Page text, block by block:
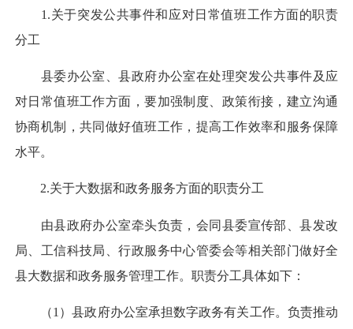
1.关于突发公共事件和应对日常值班工作方面的职责
分工
县委办公室、县政府办公室在处理突发公共事件及应
对日常值班工作方面，要加强制度、政策衔接，建立沟通
协商机制，共同做好值班工作，提高工作效率和服务保障
水平。
2.关于大数据和政务服务方面的职责分工
由县政府办公室牵头负责，会同县委宣传部、县发改
局、工信科技局、行政服务中心管委会等相关部门做好全
县大数据和政务服务管理工作。职责分工具体如下：
（1）县政府办公室承担数字政务有关工作。负责推动